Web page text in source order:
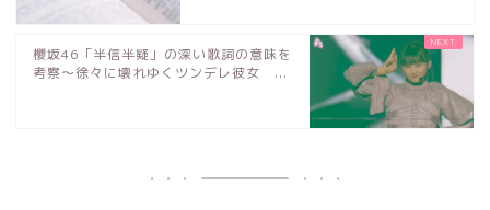
櫻坂46「半信半疑」の深い歌詞の意味を
考察〜徐々に壊れゆくツンデレ彼女 ...